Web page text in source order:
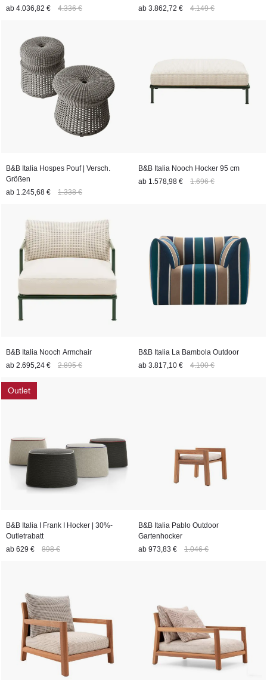
ab 4.036,82 € 4.336 € ab 3.862,72 € 4.149 €
B&B Italia Hospes Pouf | Versch.
Größen
ab 1.245,68 € 1.338 €
B&B Italia Nooch Hocker 95 cm
ab 1.578,98 € 1.696 €
B&B Italia Nooch Armchair
ab 2.695,24 € 2.895 €
B&B Italia La Bambola Outdoor
ab 3.817,10 € 4.100 €
Outlet
B&B Italia I Frank I Hocker | 30%-
Outletrabatt
ab 629 € 898 €
B&B Italia Pablo Outdoor
Gartenhocker
ab 973,83 € 1.046 €